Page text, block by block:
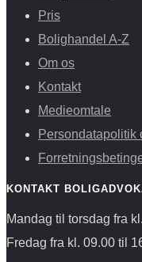
Pris
Bolighandel A-Z
Om os
Kontakt
Medieomtale
Persondatapolitik
KONTAKT
Mandag til torsdag fra
Fredag fra kl. 09.00 til